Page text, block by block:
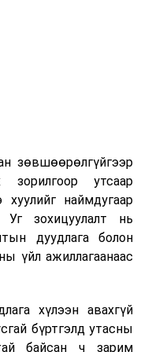
13-наас оюутнуудыг
ажиллагааны
17–28-ны өдрүүдэд
болон бусад аливаа
болно.
зөвшөөрөлгүйгээр
зорилгоор утсаар
наймдугаар
зохицуулалт нь
дуудлага болон
үйл ажиллагаанаас
хүлээн авахгүй
бүртгэлд утасны
байсан ч зарим